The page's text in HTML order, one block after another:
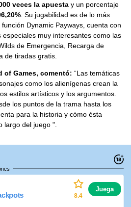
veces la apuesta y un porcentaje
. Su jugabilidad es de lo más
Dynamic Payways, cuenta con
muy interesantes como las
de Emergencia, Recarga de
de tiradas gratis.
of Games, comentó: “Las temáticas
como los alienígenas crean la
estilos artísticos y los argumentos.
los puntos de la trama hasta los
para la historia y cómo ésta
largo del juego ".
8.4
Juega